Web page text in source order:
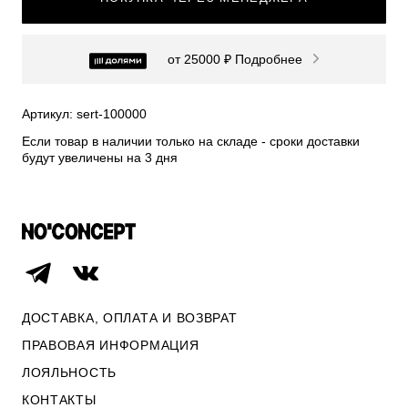
от 25000 ₽ Подробнее
Артикул: sert-100000
Если товар в наличии только на складе - сроки доставки
будут увеличены на 3 дня
ДОСТАВКА, ОПЛАТА И ВОЗВРАТ
ПРАВОВАЯ ИНФОРМАЦИЯ
ЛОЯЛЬНОСТЬ
КОНТАКТЫ
СМОТРЕТЬ ВСЕ
ОПЛАТА И ВОЗВРАТ
ПРАВОВАЯ ИНФОРМАЦИЯ